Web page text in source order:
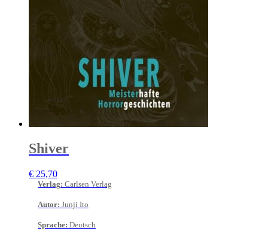
Shiver
€ 25,70
Verlag: Carlsen Verlag
Autor: Junji Ito
Sprache: Deutsch